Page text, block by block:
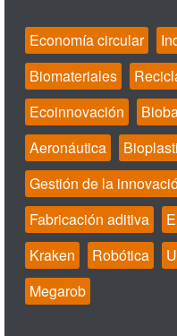
Economía circular
Biomateriales
Ecoinnovación
Aeronáutica
Gestión de la
Fabricación aditiva
Kraken
Robótica
Megarob